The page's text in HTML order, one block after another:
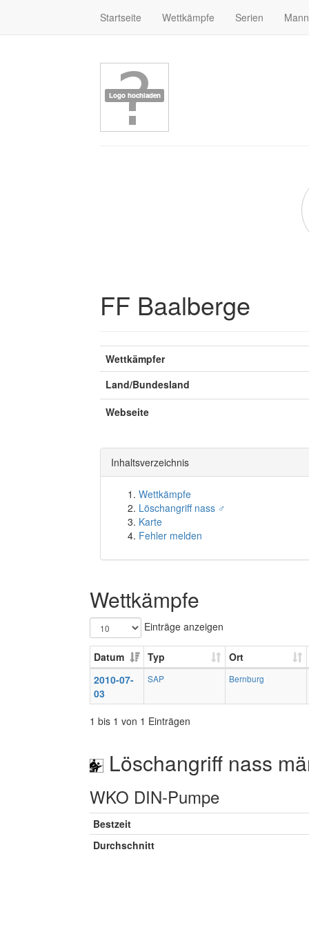
Startseite Wettkämpfe Serien
FF Baalberge
Wettkämpfer
Land/Bundesland
Webseite
Inhaltsverzeichnis
Wettkämpfe
Löschangriff nass ♂
Karte
Fehler melden
Wettkämpfe
Einträge anzeigen
Datum Typ
Ort
2010-07-
03
SAP Bernburg
1 bis 1 von 1 Einträgen
Löschangriff nass
WKO DIN-Pumpe
Bestzeit
Durchschnitt